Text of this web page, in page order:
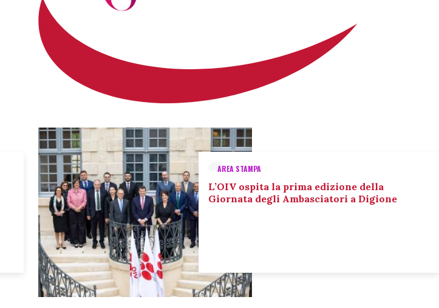
AREA STAMPA
L’OIV ospita la prima edizione della
Giornata degli Ambasciatori a Digione